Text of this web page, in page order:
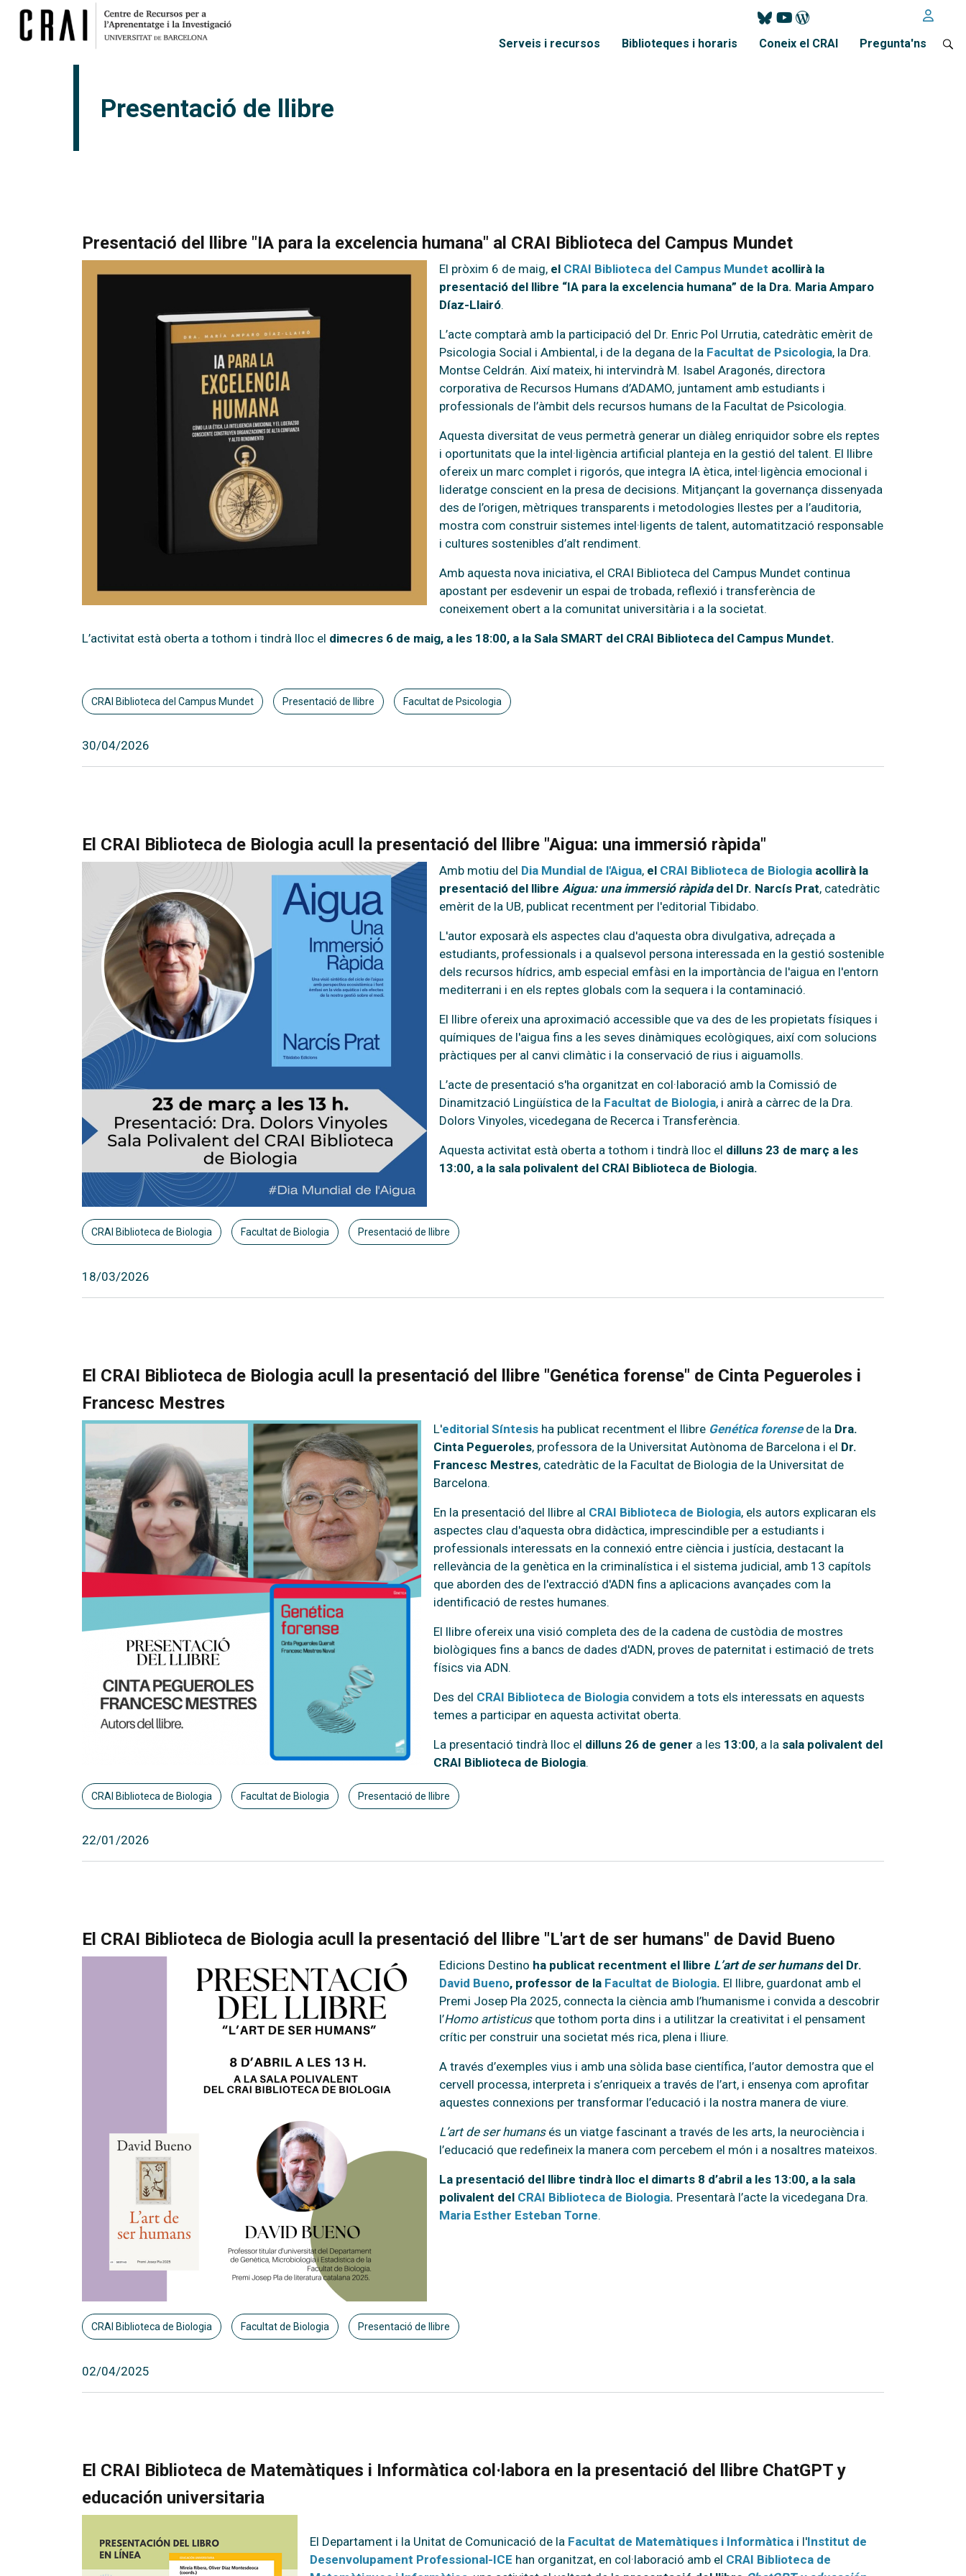
Menú principal
Serveis i recursos Biblioteques i horaris Coneix el CRAI Pregunta'ns
Presentació de llibre
Presentació del llibre "IA para la excelencia humana" al CRAI Biblioteca del Campus Mundet
El pròxim 6 de maig, el CRAI Biblioteca del Campus Mundet acollirà la
presentació del llibre “IA para la excelencia humana” de la Dra. Maria Amparo
Díaz-Llairó.
L’acte comptarà amb la participació del Dr. Enric Pol Urrutia, catedràtic emèrit de
Psicologia Social i Ambiental, i de la degana de la Facultat de Psicologia, la Dra.
Montse Celdrán. Així mateix, hi intervindrà M. Isabel Aragonés, directora
corporativa de Recursos Humans d’ADAMO, juntament amb estudiants i
professionals de l’àmbit dels recursos humans de la Facultat de Psicologia.
Aquesta diversitat de veus permetrà generar un diàleg enriquidor sobre els reptes
i oportunitats que la intel·ligència artificial planteja en la gestió del talent. El llibre
ofereix un marc complet i rigorós, que integra IA ètica, intel·ligència emocional i
lideratge conscient en la presa de decisions. Mitjançant la governança dissenyada
des de l’origen, mètriques transparents i metodologies llestes per a l’auditoria,
mostra com construir sistemes intel·ligents de talent, automatització responsable
i cultures sostenibles d’alt rendiment.
Amb aquesta nova iniciativa, el CRAI Biblioteca del Campus Mundet continua
apostant per esdevenir un espai de trobada, reflexió i transferència de
coneixement obert a la comunitat universitària i a la societat.
L’activitat està oberta a tothom i tindrà lloc el dimecres 6 de maig, a les 18:00, a la Sala SMART del CRAI Biblioteca del Campus Mundet.
CRAI Biblioteca del Campus Mundet Presentació de llibre Facultat de Psicologia
30/04/2026
El CRAI Biblioteca de Biologia acull la presentació del llibre "Aigua: una immersió ràpida"
Amb motiu del Dia Mundial de l'Aigua, el CRAI Biblioteca de Biologia acollirà la
presentació del llibre Aigua: una immersió ràpidadel Dr. Narcís Prat, catedràtic
emèrit de la UB, publicat recentment per l'editorial Tibidabo.
L'autor exposarà els aspectes clau d'aquesta obra divulgativa, adreçada a
estudiants, professionals i a qualsevol persona interessada en la gestió sostenible
dels recursos hídrics, amb especial emfàsi en la importància de l'aigua en l'entorn
mediterrani i en els reptes globals com la sequera i la contaminació.
El llibre ofereix una aproximació accessible que va des de les propietats físiques i
químiques de l'aigua fins a les seves dinàmiques ecològiques, així com solucions
pràctiques per al canvi climàtic i la conservació de rius i aiguamolls.
L’acte de presentació s'ha organitzat en col·laboració amb la Comissió de
Dinamització Lingüística de la Facultat de Biologia, i anirà a càrrec de la Dra.
Dolors Vinyoles, vicedegana de Recerca i Transferència.
Aquesta activitat està oberta a tothom i tindrà lloc el dilluns 23 de març a les
13:00, a la sala polivalent del CRAI Biblioteca de Biologia.
CRAI Biblioteca de Biologia Facultat de Biologia Presentació de llibre
18/03/2026
El CRAI Biblioteca de Biologia acull la presentació del llibre "Genética forense" de Cinta Pegueroles i
Francesc Mestres
L'editorial Síntesis ha publicat recentment el llibre Genética forensede la Dra.
Cinta Pegueroles, professora de la Universitat Autònoma de Barcelona i el Dr.
Francesc Mestres, catedràtic de la Facultat de Biologia de la Universitat de
Barcelona.
En la presentació del llibre al CRAI Biblioteca de Biologia, els autors explicaran els
aspectes clau d'aquesta obra didàctica, imprescindible per a estudiants i
professionals interessats en la connexió entre ciència i justícia, destacant la
rellevància de la genètica en la criminalística i el sistema judicial, amb 13 capítols
que aborden des de l'extracció d'ADN fins a aplicacions avançades com la
identificació de restes humanes.
El llibre ofereix una visió completa des de la cadena de custòdia de mostres
biològiques fins a bancs de dades d'ADN, proves de paternitat i estimació de trets
físics via ADN.
Des del CRAI Biblioteca de Biologia convidem a tots els interessats en aquests
temes a participar en aquesta activitat oberta.
La presentació tindrà lloc el dilluns 26 de gener a les 13:00, a la sala polivalent del
CRAI Biblioteca de Biologia.
CRAI Biblioteca de Biologia Facultat de Biologia Presentació de llibre
22/01/2026
El CRAI Biblioteca de Biologia acull la presentació del llibre "L'art de ser humans" de David Bueno
Edicions Destino ha publicat recentment el llibre L’art de ser humansdel Dr.
David Bueno, professor de la Facultat de Biologia. El llibre, guardonat amb el
Premi Josep Pla 2025, connecta la ciència amb l’humanisme i convida a descobrir
l’Homo artisticusque tothom porta dins i a utilitzar la creativitat i el pensament
crític per construir una societat més rica, plena i lliure.
A través d’exemples vius i amb una sòlida base científica, l’autor demostra que el
cervell processa, interpreta i s’enriqueix a través de l’art, i ensenya com aprofitar
aquestes connexions per transformar l’educació i la nostra manera de viure.
L’art de ser humansés un viatge fascinant a través de les arts, la neurociència i
l’educació que redefineix la manera com percebem el món i a nosaltres mateixos.
La presentació del llibre tindrà lloc el dimarts 8 d’abril a les 13:00, a la sala
polivalent del CRAI Biblioteca de Biologia. Presentarà l’acte la vicedegana Dra.
Maria Esther Esteban Torne.
CRAI Biblioteca de Biologia Facultat de Biologia Presentació de llibre
02/04/2025
El CRAI Biblioteca de Matemàtiques i Informàtica col·labora en la presentació del llibre ChatGPT y
educación universitaria
El Departament i la Unitat de Comunicació de la Facultat de Matemàtiques i Informàtica i l'Institut de
Desenvolupament Professional-ICE han organitzat, en col·laboració amb el CRAI Biblioteca de